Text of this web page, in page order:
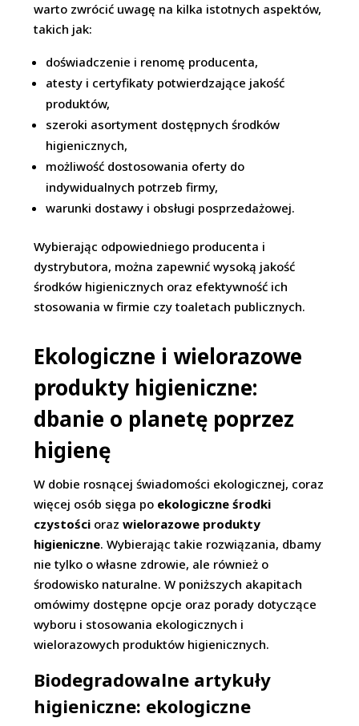
warto zwrócić uwagę na kilka istotnych aspektów,
takich jak:
doświadczenie i renomę producenta,
atesty i certyfikaty potwierdzające jakość
produktów,
szeroki asortyment dostępnych środków
higienicznych,
możliwość dostosowania oferty do
indywidualnych potrzeb firmy,
warunki dostawy i obsługi posprzedażowej.
Wybierając odpowiedniego producenta i
dystrybutora, można zapewnić wysoką jakość
środków higienicznych oraz efektywność ich
stosowania w firmie czy toaletach publicznych.
Ekologiczne i wielorazowe
produkty higieniczne:
dbanie o planetę poprzez
higienę
W dobie rosnącej świadomości ekologicznej, coraz
więcej osób sięga po ekologiczne środki
czystości orazwielorazowe produkty
higieniczne. Wybierając takie rozwiązania, dbamy
nie tylko o własne zdrowie, ale również o
środowisko naturalne. W poniższych akapitach
omówimy dostępne opcje oraz porady dotyczące
wyboru i stosowania ekologicznych i
wielorazowych produktów higienicznych.
Biodegradowalne artykuły
higieniczne: ekologiczne